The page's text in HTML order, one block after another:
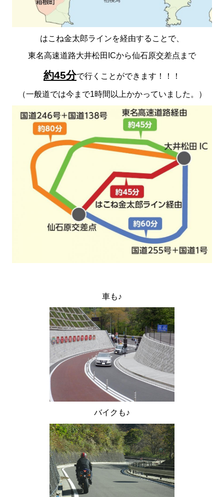
はこね金太郎ラインを経由することで、
東名高速道路大井松田ICから仙石原交差点まで
約45分で行くことができます！！！
（一般道では今まで1時間以上かかっていました。）
車も♪
バイクも♪